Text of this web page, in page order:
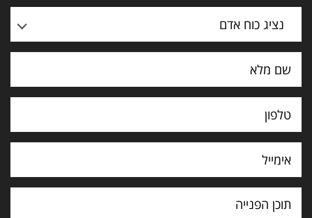
נציג כוח אדם
תוכן
הפנייה